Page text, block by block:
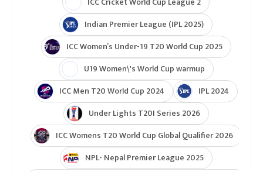
Indian Premier League (IPL 2025)
ICC Women’s Under-19 T20 World Cup 2025
U19 Women\'s World Cup warmup
ICC Men T20 World Cup 2024
IPL 2024
Under Lights T20I Series 2026
ICC Womens T20 World Cup Global Qualifier 2026
NPL- Nepal Premier League 2025